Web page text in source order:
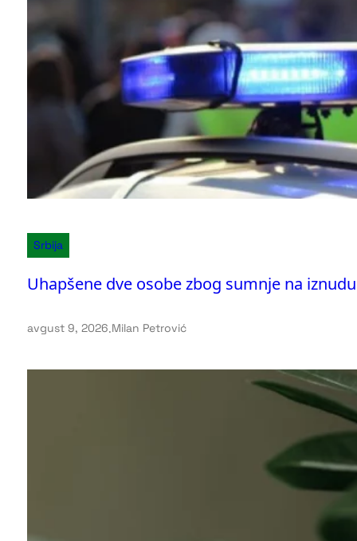
Srbija
Uhapšene dve osobe zbog sumnje na iznudu
avgust 9, 2026.Milan Petrović